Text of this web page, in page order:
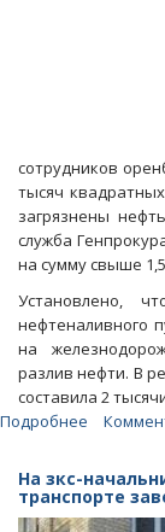
сотрудников
тысяч
загрязнены
служба
на сумму свыше
Установлено,
нефтеналивного
на
разлив нефти. В
составила 2
Подробнее
загадили
землю
На зкс-
транспорте